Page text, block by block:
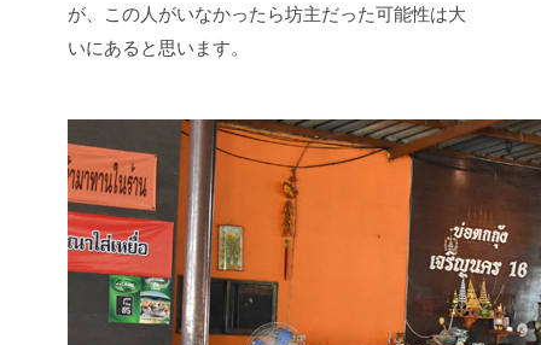
が、この人がいなかったら坊主だった可能性は大
いにあると思います。